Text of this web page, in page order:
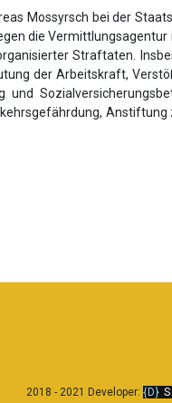
Mossyrsch bei der
die Vermittlungsagentur
Straftaten.
der Arbeitskraft,
und
2018 - 2021 Developer: {D} S